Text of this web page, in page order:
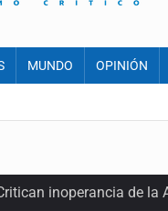
MUNDO OPINIÓN
inoperancia de la